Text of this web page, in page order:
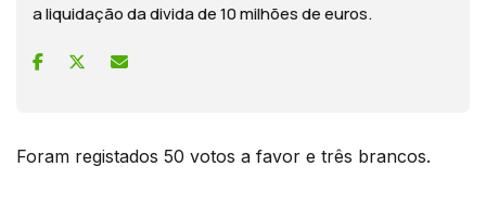
a liquidação da divida de 10 milhões de euros.
Foram registados 50 votos a favor e três brancos.